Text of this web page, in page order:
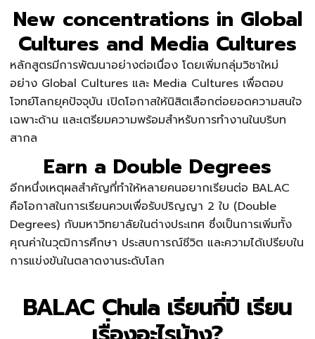
New concentrations in Global
Cultures and Media Cultures
หลักสูตรมีการพัฒนาอย่างต่อเนื่อง โดยเพิ่มกลุ่มวิชาใหม่
อย่าง Global Cultures และ Media Cultures เพื่อตอบ
โจทย์โลกยุคปัจจุบัน เปิดโอกาสให้นิสิตเลือกต่อยอดความสนใจ
เฉพาะด้าน และเตรียมความพร้อมสำหรับการทำงานในบริบท
สากล
Earn a Double Degrees
อีกหนึ่งเหตุผลสำคัญที่ทำให้หลายคนอยากเรียนต่อ BALAC
คือโอกาสในการเรียนควบเพื่อรับปริญญา 2 ใบ (Double
Degrees) กับมหาวิทยาลัยในต่างประเทศ ซึ่งเป็นการเพิ่มทั้ง
คุณค่าในวุฒิการศึกษา ประสบการณ์ชีวิต และความได้เปรียบใน
การแข่งขันในตลาดงานระดับโลก
BALAC Chula เรียนกี่ปี เรียน